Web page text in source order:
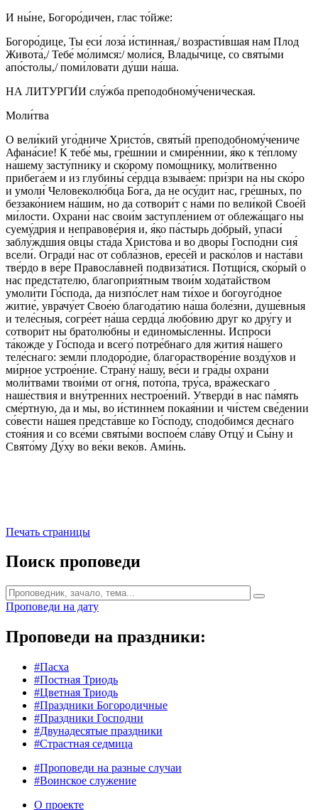
И ны́не, Богоро́дичен, глас то́йже:
Богоро́дице, Ты еси́ лоза́ и́стинная,/ возрасти́вшая нам Плод
Живота́,/ Тебе́ мо́лимся:/ моли́ся, Влады́чице, со святы́ми
апо́столы,/ поми́ловати ду́ши на́ша.
НА ЛИТУРГИ́И слу́жба преподобному́ченическая.
Моли́тва
О вели́кий уго́дниче Христо́в, святы́й преподобному́чениче
Афана́сие! К тебе́ мы, гре́шнии и смире́ннии, я́ко к те́плому
на́шему засту́пнику и ско́рому помо́щнику, моли́твенно
прибега́ем и из глубины́ се́рдца взыва́ем: при́зри на ны ско́ро
и умоли́ Человеколю́бца Бо́га, да не осу́дит нас, гре́шных, по
беззако́нием на́шим, но да сотвори́т с на́ми по вели́кой Свое́й
ми́лости. Охрани́ нас свои́м заступле́нием от облежа́щаго ны
суему́дрия и неправове́рия и, я́ко па́стырь до́брый, упаси́
заблу́ждшия о́вцы ста́да Христо́ва и во дворы́ Госпо́дни сия́
всели́. Огради́ нас от собла́знов, ересе́й и раско́лов и наста́ви
тве́рдо в ве́ре Правосла́вней подвиза́тися. Потщи́ся, ско́рый о
нас предста́телю, благоприя́тным твои́м хода́тайством
умоли́ти Го́спода, да низпо́слет нам ти́хое и богоуго́дное
житие́, уврачу́ет Свое́ю благода́тию на́ша боле́зни, душе́вныя
и теле́сныя, согре́ет на́ша сердца́ любо́вию друг ко дру́гу и
сотвори́т ны братолю́бны и единомы́сленны. Испроси́
та́кожде у Го́спода и всего́ потре́бнаго для жития́ на́шего
теле́снаго: земли́ плодоро́дие, благорастворе́ние возду́хов и
ми́рное устрое́ние. Страну́ на́шу, ве́си и гра́ды охрани́
моли́твами твои́ми от огня́, пото́па, тру́са, вра́жескаго
наше́ствия и вну́тренних нестрое́ний. Утверди́ в нас па́мять
сме́ртную, да и мы, во и́стиннем покая́нии и чи́стем све́дении
со́вести на́шея предста́вше ко Го́споду, сподо́бимся десна́го
стоя́ния и со все́ми святы́ми воспое́м сла́ву Отцу́ и Сы́ну и
Свято́му Ду́ху во ве́ки веко́в. Ами́нь.
Печать страницы
Поиск проповеди
Проповеди на дату
Проповеди на праздники:
#Пасха
#Постная Триодь
#Цветная Триодь
#Праздники Богородичные
#Праздники Господни
#Двунадесятые праздники
#Страстная седмица
#Проповеди на разные случаи
#Воинское служение
О проекте